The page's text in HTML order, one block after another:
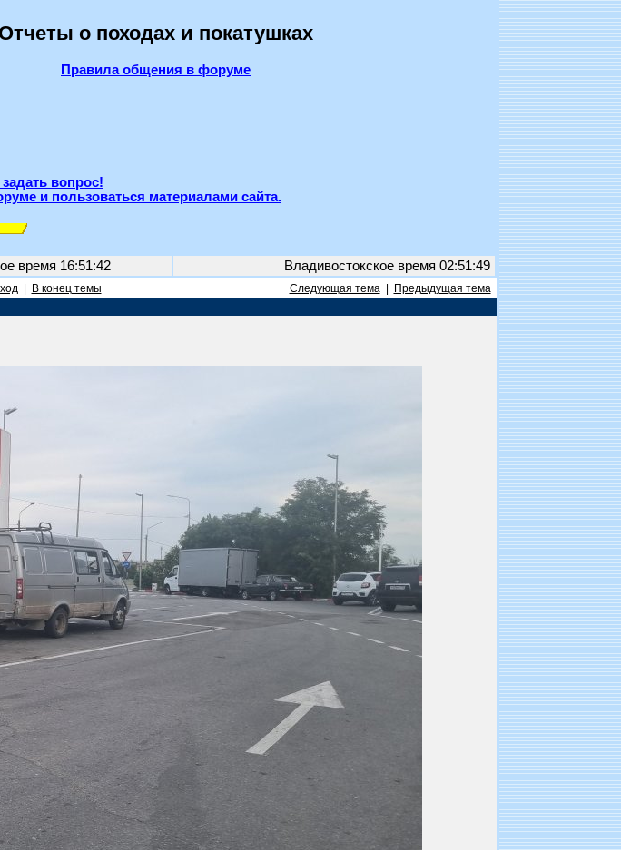
Отчеты о походах и покатушках
Правила общения в форуме
вопрос!
и пользоваться материалами сайта.
время 16:51:42 Владивостокское время 02:51:49
| В конец темы Следующая тема|
Предыдущая тема